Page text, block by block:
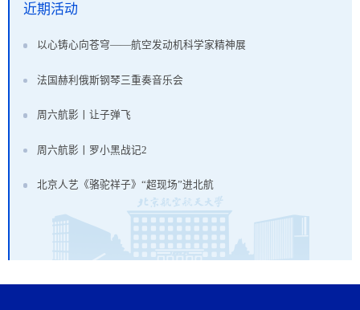
近期活动
以心铸心向苍穹——航空发动机科学家精神展
法国赫利俄斯钢琴三重奏音乐会
周六航影丨让子弹飞
周六航影丨罗小黑战记2
北京人艺《骆驼祥子》“超现场”进北航